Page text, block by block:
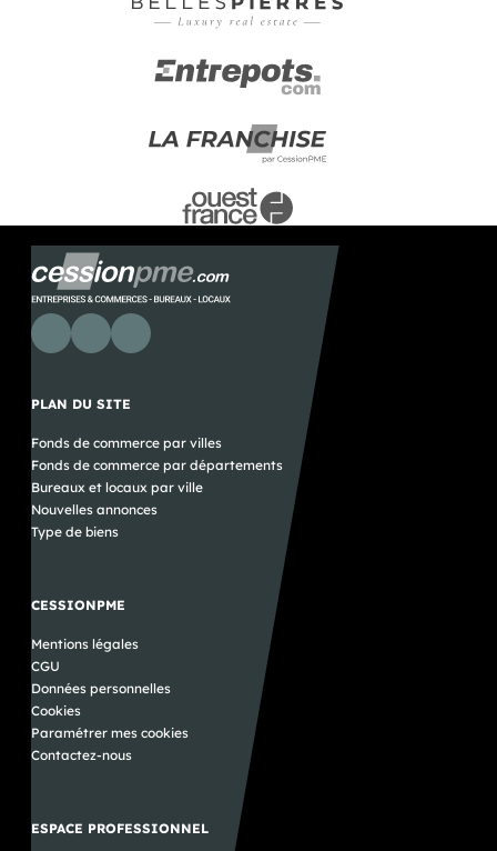
PLAN DU SITE
Fonds de commerce par villes
Fonds de commerce par départements
Bureaux et locaux par ville
Nouvelles annonces
Type de biens
CESSIONPME
Mentions légales
CGU
Données personnelles
Cookies
Paramétrer mes cookies
Contactez-nous
ESPACE PROFESSIONNEL